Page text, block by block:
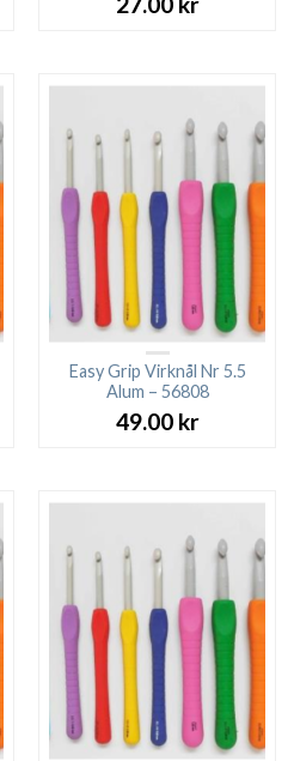
Easy Grip Virknål Nr 5.5
Alum – 56808
49.00 kr